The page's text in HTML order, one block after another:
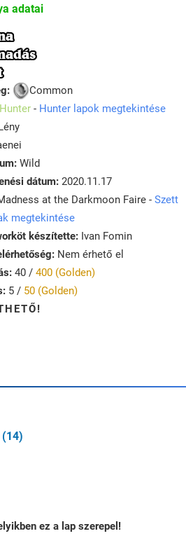
adatai
Common
Hunter - Hunter lapok megtekintése
Wild
dátum: 2020.11.17
at the Darkmoon Faire - Szett
megtekintése
készítette: Ivan Fomin
Nem érhető el
40 / 400 (Golden)
5 / 50 (Golden)
(14)
ez a lap szerepel!